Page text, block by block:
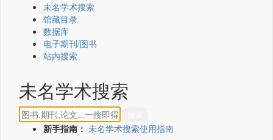
未名学术搜索
馆藏目录
数据库
电子期刊/图书
站内搜索
未名学术搜索
新手指南： 未名学术搜索使用指南